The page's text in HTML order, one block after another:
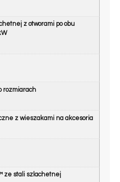
z otworami po obu
rozmiarach
z wieszakami na akcesoria
ze stali szlachetnej